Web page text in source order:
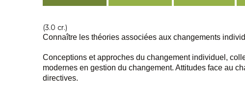
(3.0 cr.)
Connaître les théories associées aux changements
Conceptions et approches du changement individuel,
modernes en gestion du changement. Attitudes face au
directives.